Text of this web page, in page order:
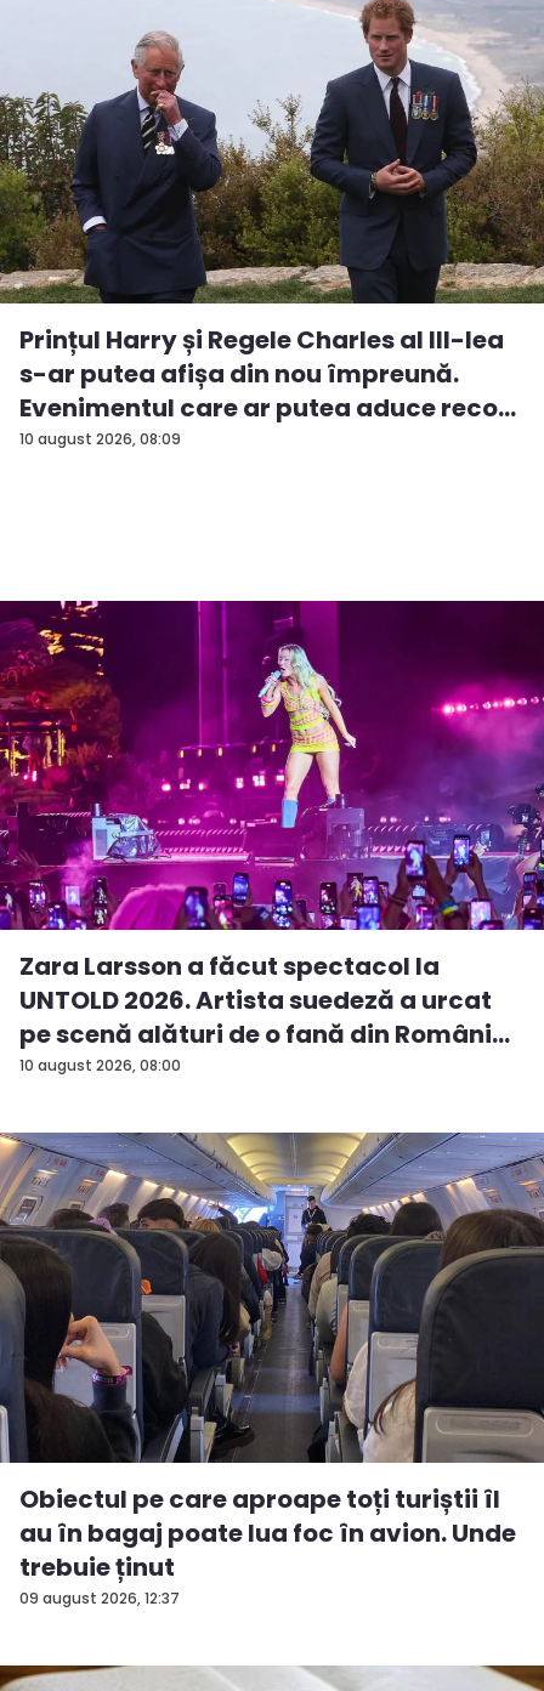
10 august 2026, 08:09
Prințul Harry și Regele Charles al III-lea
s-ar putea afișa din nou împreună.
Evenimentul care ar putea aduce reco...
10 august 2026, 08:00
Zara Larsson a făcut spectacol la
UNTOLD 2026. Artista suedeză a urcat
pe scenă alături de o fană din Români...
09 august 2026, 12:37
Obiectul pe care aproape toți turiștii îl
au în bagaj poate lua foc în avion. Unde
trebuie ținut